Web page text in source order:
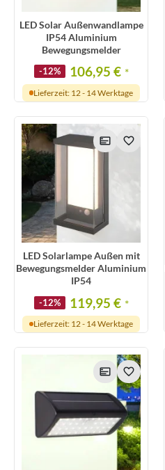
LED Solar Außenwandlampe
IP54 Aluminium
Bewegungsmelder
-12% 106,95 € *
Lieferzeit: 12 - 14 Werktage
LED Solarlampe Außen mit
Bewegungsmelder Aluminium
IP54
-12% 119,95 € *
Lieferzeit: 12 - 14 Werktage